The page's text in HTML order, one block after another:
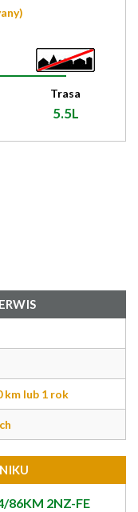
Trasa
5.5L
km lub 1 rok
86KM 2NZ-FE